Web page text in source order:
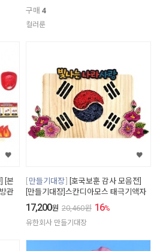
구매 4
컬러룬
[본
관
만들기대장
[호국보훈 감사 모음전]
[만들기대장]스칸디아모스 태극기액자
17,200원 20,460원 16%
유한회사 만들기대장